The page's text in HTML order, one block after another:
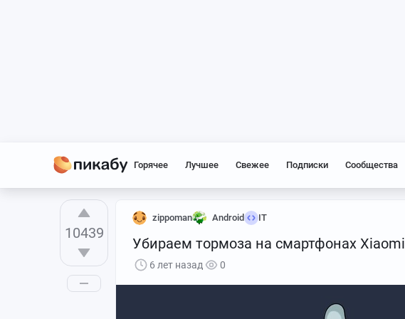
Горячее Лучшее Свежее Подписки Сообщества
10439
zippoman Android IT
Убираем тормоза на смартфонах Xiaomi
6 лет назад 0